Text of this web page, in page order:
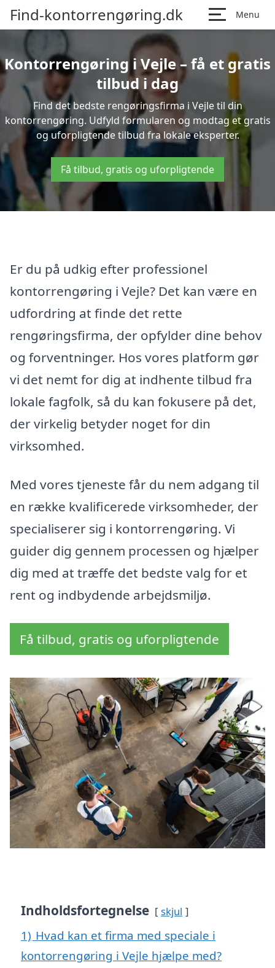
Find-kontorrengøring.dk Menu
Kontorrengøring i Vejle – få et gratis
tilbud i dag
Find det bedste rengøringsfirma i Vejle til din
kontorrengøring. Udfyld formularen og modtag et gratis
og uforpligtende tilbud fra lokale eksperter.
Få tilbud, gratis og uforpligtende
Er du på udkig efter professionel
kontorrengøring i Vejle? Det kan være en
udfordring at finde det rette
rengøringsfirma, der opfylder dine behov
og forventninger. Hos vores platform gør
vi det nemt for dig at indhente tilbud fra
lokale fagfolk, så du kan fokusere på det,
der virkelig betyder noget for din
virksomhed.
Med vores tjeneste får du nem adgang til
en række kvalificerede virksomheder, der
specialiserer sig i kontorrengøring. Vi
guider dig gennem processen og hjælper
dig med at træffe det bedste valg for et
rent og indbydende arbejdsmiljø.
Få tilbud, gratis og uforpligtende
Indholdsfortegnelse skjul
1) Hvad kan et firma med speciale i
kontorrengøring i Vejle hjælpe med?